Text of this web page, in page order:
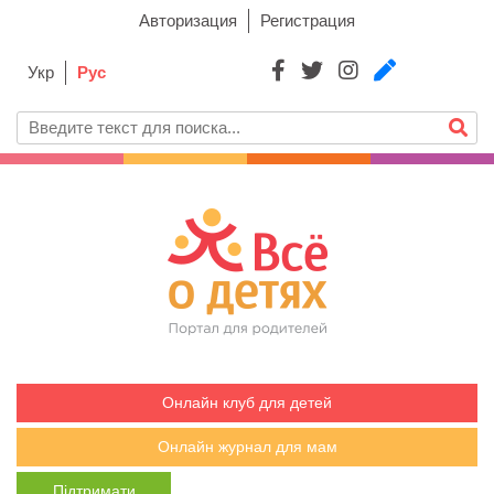
Авторизация Регистрация
Укр Рус
Онлайн клуб для детей
Онлайн журнал для мам